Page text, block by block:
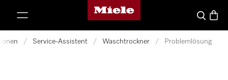
Miele-Homepage
Suche
/ Service-Assistent / Waschtrockner / Problemlösung